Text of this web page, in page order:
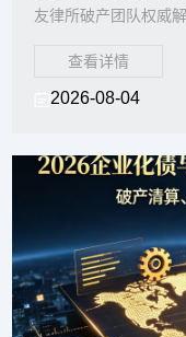
友律所破产团队权威
择最优程序化解债务危
查看详情
2026-08-04